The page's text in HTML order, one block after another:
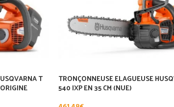
T TRONÇONNEUSE ELAGUEUSE
540 IXP EN 35 CM (NUE)